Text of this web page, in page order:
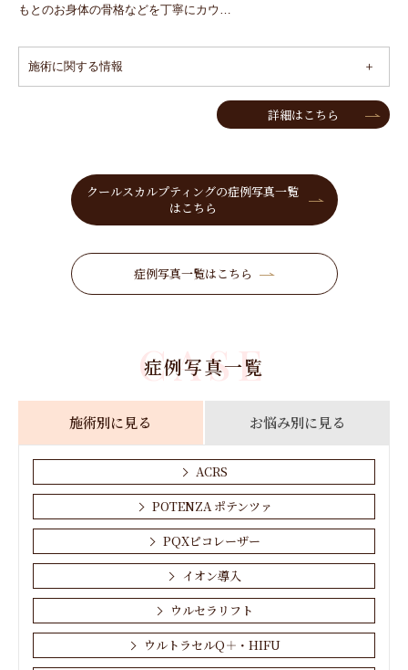
もとのお身体の骨格などを丁寧にカウ…
施術に関する情報
詳細はこちら
クールスカルプティングの症例写真一覧
はこちら
症例写真一覧はこちら
症例写真一覧
CASE
施術別に見る お悩み別に見る
ACRS
POTENZA ポテンツァ
PQXピコレーザー
イオン導入
ウルセラリフト
ウルトラセルQ＋・HIFU